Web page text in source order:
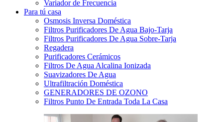
Variador de Frecuencia
Para tú casa
Osmosis Inversa Doméstica
Filtros Purificadores De Agua Bajo-Tarja
Filtros Purificadores De Agua Sobre-Tarja
Regadera
Purificadores Cerámicos
Filtros De Agua Alcalina Ionizada
Suavizadores De Agua
Ultrafiltración Doméstica
GENERADORES DE OZONO
Filtros Punto De Entrada Toda La Casa